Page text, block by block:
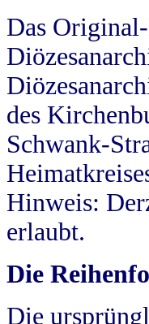
Das
des
Schwank-
Hinweis:
erlaubt.
Die
Die